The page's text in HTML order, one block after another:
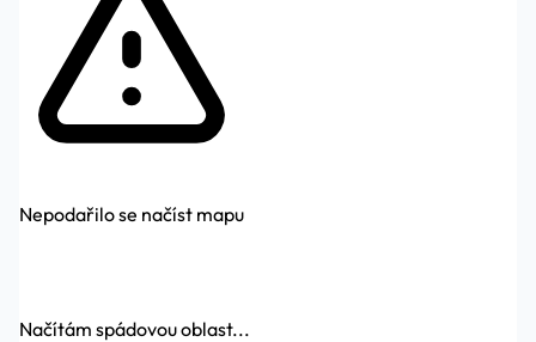
Nepodařilo se načíst mapu
Načítám spádovou oblast...